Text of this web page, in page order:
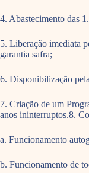
4. Abastecimento das
5. Liberação imediata
garantia safra;
6. Disponibilização
7. Criação de um
anos ininterruptos.8.
a. Funcionamento
b. Funcionamento de